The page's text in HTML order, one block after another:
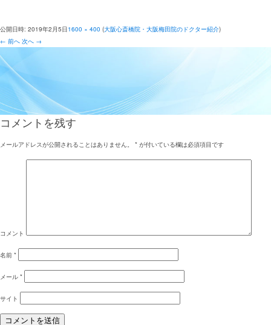
公開日時: 2019年2月5日1600 × 400 (大阪心斎橋院・大阪梅田院のドクター紹介)
← 前へ 次へ →
コメントを残す
メールアドレスが公開されることはありません。 * が付いている欄は必須項目です
コメント
名前 *
メール *
サイト